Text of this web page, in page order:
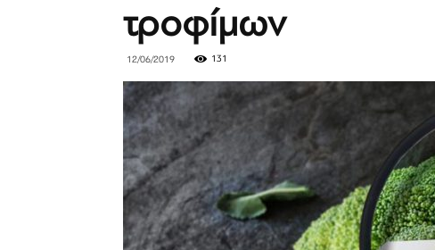
τροφίμων
12/06/2019 131